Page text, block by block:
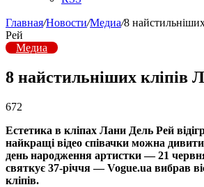
Главная/Новости/Медиа/8
Рей
Медиа
8 найстильніших кліпів
672
Естетика в кліпах Лани Дель Рей
найкращі відео співачки можна
день народження артистки — 21
святкує 37-річчя — Vogue.ua вибрав
кліпів.